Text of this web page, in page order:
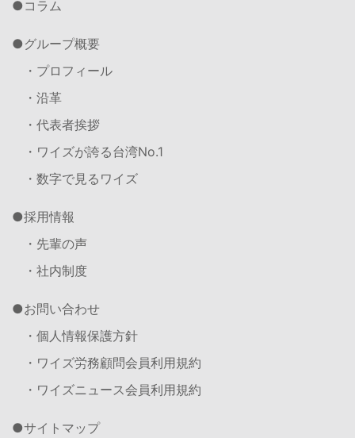
コラム
グループ概要
・プロフィール
・沿革
・代表者挨拶
・ワイズが誇る台湾No.1
・数字で見るワイズ
採用情報
・先輩の声
・社内制度
お問い合わせ
・個人情報保護方針
・ワイズ労務顧問会員利用規約
・ワイズニュース会員利用規約
サイトマップ